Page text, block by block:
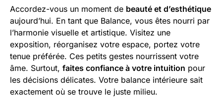
Accordez-vous un moment de beauté et d’esthétique
aujourd’hui. En tant que Balance, vous êtes nourri par
l’harmonie visuelle et artistique. Visitez une
exposition, réorganisez votre espace, portez votre
tenue préférée. Ces petits gestes nourrissent votre
âme. Surtout, faites confiance à votre intuition pour
les décisions délicates. Votre balance intérieure sait
exactement où se trouve le juste milieu.